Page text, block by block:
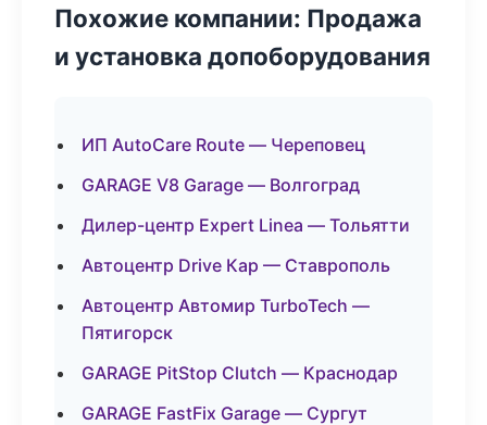
Похожие компании: Продажа
и установка допоборудования
ИП AutoCare Route — Череповец
GARAGE V8 Garage — Волгоград
Дилер-центр Expert Linea — Тольятти
Автоцентр Drive Кар — Ставрополь
Автоцентр Автомир TurboTech —
Пятигорск
GARAGE PitStop Clutch — Краснодар
GARAGE FastFix Garage — Сургут